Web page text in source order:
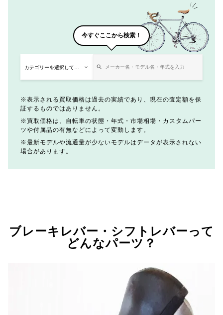
今すぐここから検索！
表示される買取価格は過去の実績であり、現在の査定額を保
証するものではありません。
買取価格は、自転車の状態・年式・市場相場・カスタムパー
ツや付属品の有無などによって変動します。
最新モデルや流通量が少ないモデルはデータが表示されない
場合があります。
ブレーキレバー・シフトレバーって
どんなパーツ？